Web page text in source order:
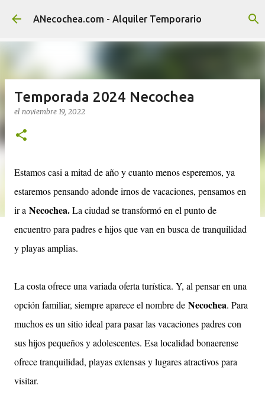
Ir al contenido principal
ANecochea.com - Alquiler Temporario
Temporada 2024 Necochea
el noviembre 19, 2022
Estamos casi a mitad de año y cuanto menos esperemos, ya
estaremos pensando adonde irnos de vacaciones, pensamos en
ir a Necochea.La ciudad se transformó en el punto de
encuentro para padres e hijos que van en busca de tranquilidad
y playas amplias.
La costa ofrece una variada oferta turística. Y, al pensar en una
opción familiar, siempre aparece el nombre de Necochea. Para
muchos es un sitio ideal para pasar las vacaciones padres con
sus hijos pequeños y adolescentes. Esa localidad bonaerense
ofrece tranquilidad, playas extensas y lugares atractivos para
visitar.